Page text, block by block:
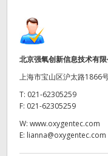
Germany
中国香港
India
Italy
北京强氧创新信息技术有
上海市宝山区沪太路1866
T: 021-62305259
F: 021-62305259
W: www.oxygentec.com
E: lianna@oxygentec.com